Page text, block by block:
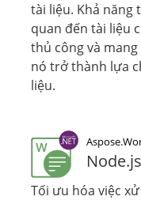
tài liệu. Khả năng
quan đến tài liệu
thủ công và
nó trở thành lựa
liệu.
Tối ưu hóa việc